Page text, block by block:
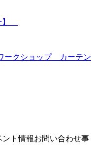
】
ークショップ カーテン
ント情報お問い合わせ事